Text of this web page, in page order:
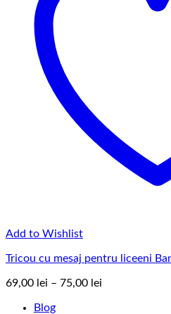
Add to Wishlist
Tricou cu mesaj pentru liceeni
69,00 lei – 75,00 lei
Blog